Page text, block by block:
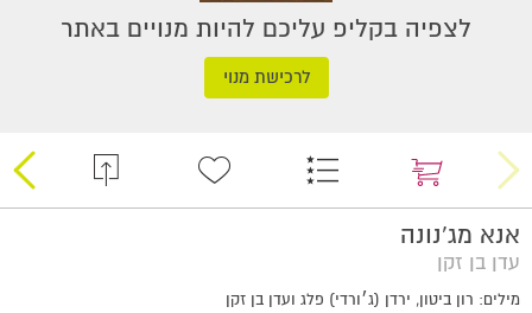
לצפיה בקליפ עליכם להיות מנויים באתר
לרכישת מנוי
אנא מג'נונה
עדן בן זקן
מילים: רון ביטון, ירדן (ג׳ורדי) פלג ועדן בן זקן